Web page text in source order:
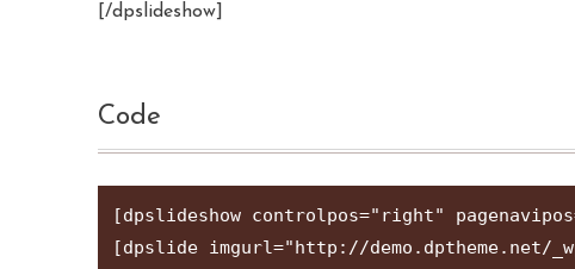
[/dpslideshow]
Code
[dpslideshow controlpos="right"
[dpslide imgurl="http://demo.dptheme.net/_wp/